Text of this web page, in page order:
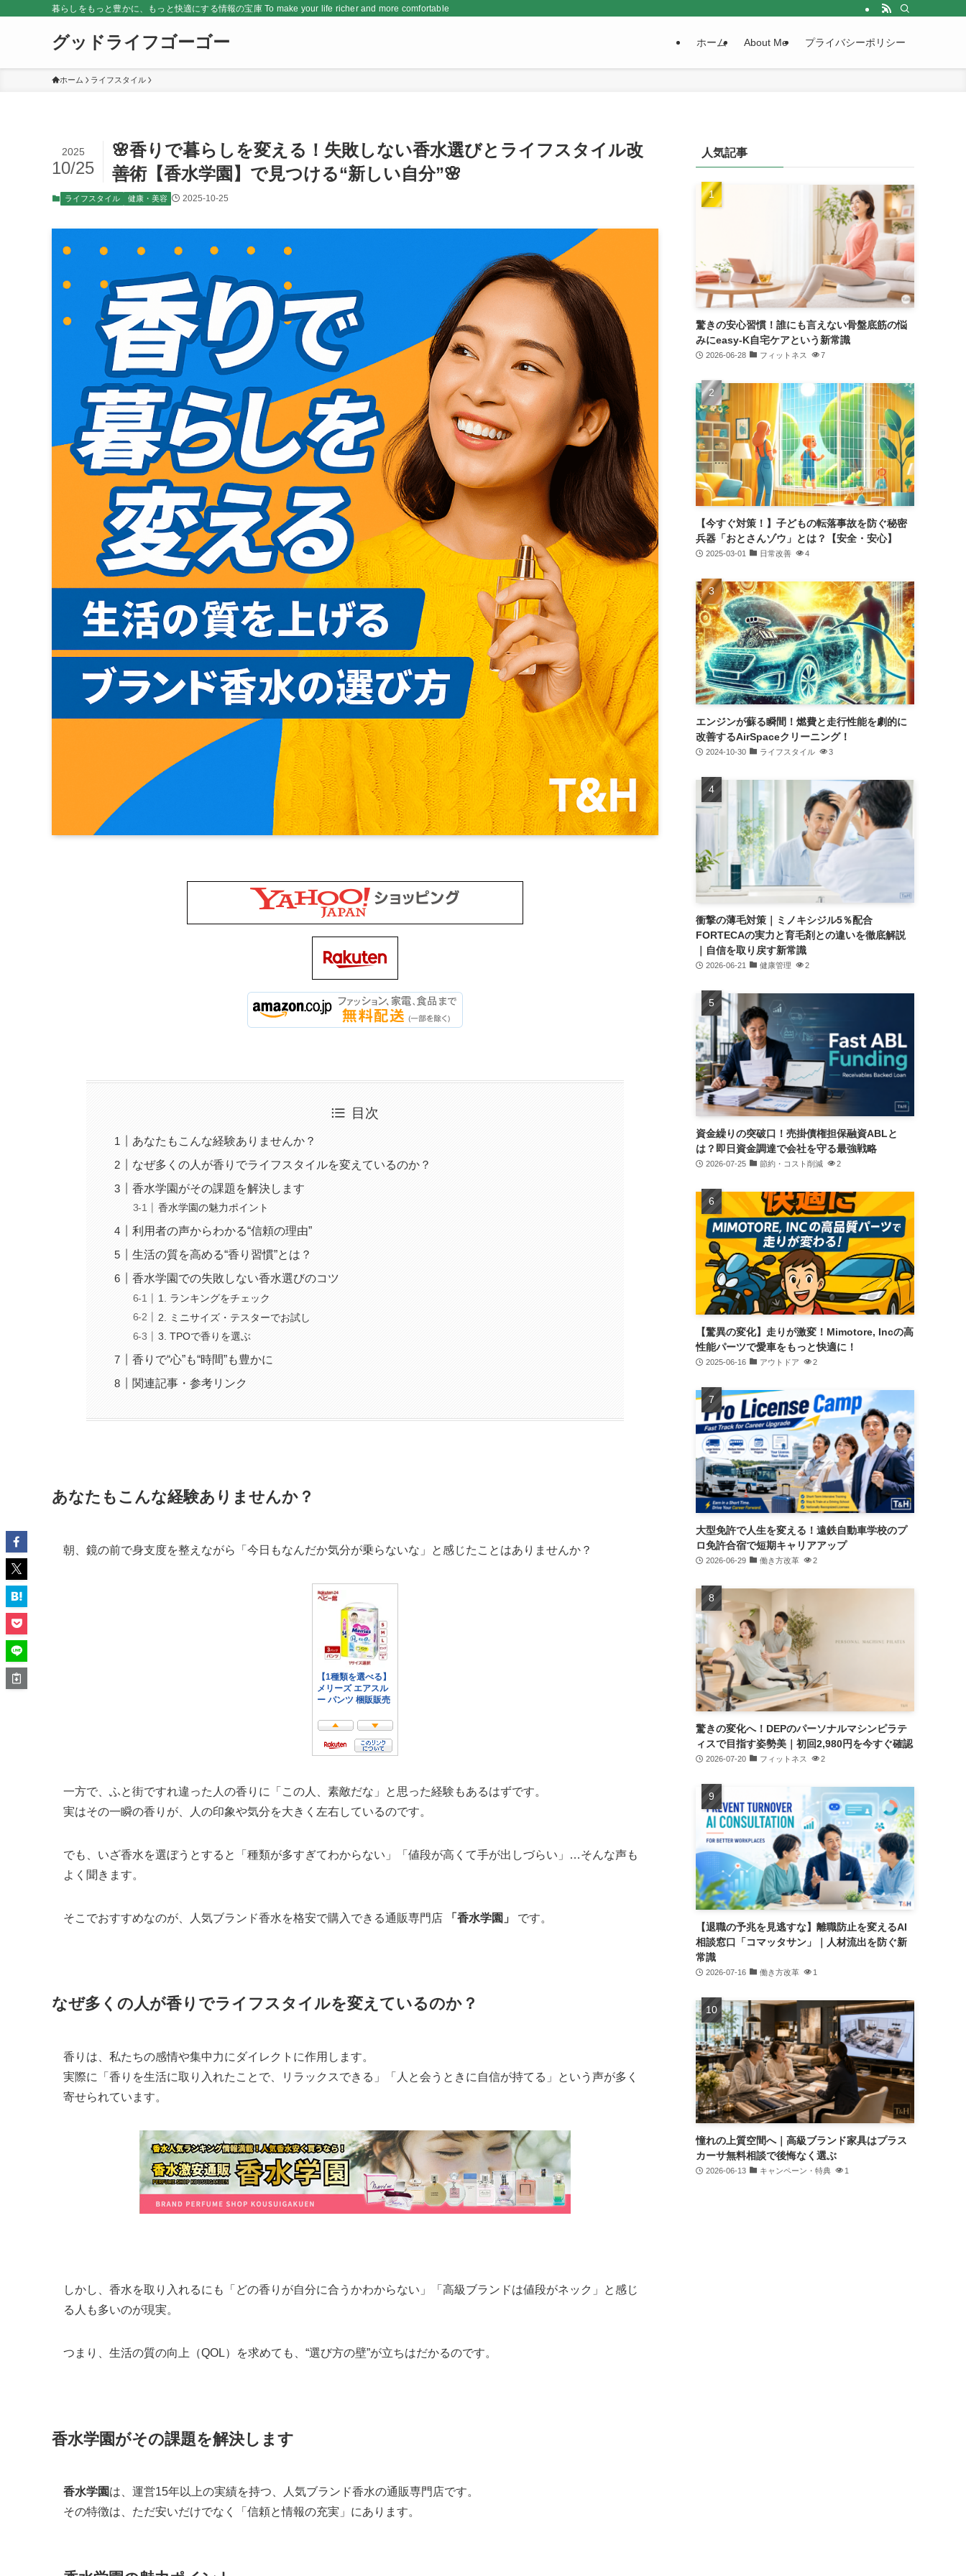
暮らしをもっと豊かに、もっと快適にする情報の宝庫 To make your life richer and more comfortable
グッドライフゴーゴー ホーム About Me プライバシーポリシー
ホーム ライフスタイル
🌸香りで暮らしを変える！失敗しない香水選びとライフスタイル改
善術【香水学園】で見つける“新しい自分”🌸
2025
10/25
ライフスタイル 健康・美容 2025-10-25
目次
あなたもこんな経験ありませんか？
なぜ多くの人が香りでライフスタイルを変えているのか？
香水学園がその課題を解決します
香水学園の魅力ポイント
利用者の声からわかる“信頼の理由”
生活の質を高める“香り習慣”とは？
香水学園での失敗しない香水選びのコツ
1. ランキングをチェック
2. ミニサイズ・テスターでお試し
3. TPOで香りを選ぶ
香りで“心”も“時間”も豊かに
関連記事・参考リンク
あなたもこんな経験ありませんか？
朝、鏡の前で身支度を整えながら「今日もなんだか気分が乗らないな」と感じたことはありませんか？
一方で、ふと街ですれ違った人の香りに「この人、素敵だな」と思った経験もあるはずです。
実はその一瞬の香りが、人の印象や気分を大きく左右しているのです。
でも、いざ香水を選ぼうとすると「種類が多すぎてわからない」「値段が高くて手が出しづらい」…そんな声も
よく聞きます。
そこでおすすめなのが、人気ブランド香水を格安で購入できる通販専門店 「香水学園」 です。
なぜ多くの人が香りでライフスタイルを変えているのか？
香りは、私たちの感情や集中力にダイレクトに作用します。
実際に「香りを生活に取り入れたことで、リラックスできる」「人と会うときに自信が持てる」という声が多く
寄せられています。
しかし、香水を取り入れるにも「どの香りが自分に合うかわからない」「高級ブランドは値段がネック」と感じ
る人も多いのが現実。
つまり、生活の質の向上（QOL）を求めても、“選び方の壁”が立ちはだかるのです。
香水学園がその課題を解決します
香水学園は、運営15年以上の実績を持つ、人気ブランド香水の通販専門店です。
その特徴は、ただ安いだけでなく「信頼と情報の充実」にあります。
人気記事
驚きの安心習慣！誰にも言えない骨盤底筋の悩
みにeasy-K自宅ケアという新常識
2026-06-28 フィットネス 7
【今すぐ対策！】子どもの転落事故を防ぐ秘密
兵器「おとさんゾウ」とは？【安全・安心】
2025-03-01 日常改善 4
エンジンが蘇る瞬間！燃費と走行性能を劇的に
改善するAirSpaceクリーニング！
2024-10-30 ライフスタイル 3
衝撃の薄毛対策｜ミノキシジル5％配合
FORTECAの実力と育毛剤との違いを徹底解説
｜自信を取り戻す新常識
2026-06-21 健康管理 2
資金繰りの突破口！売掛債権担保融資ABLと
は？即日資金調達で会社を守る最強戦略
2026-07-25 節約・コスト削減 2
【驚異の変化】走りが激変！Mimotore, Incの高
性能パーツで愛車をもっと快適に！
2025-06-16 アウトドア 2
大型免許で人生を変える！遠鉄自動車学校のプ
ロ免許合宿で短期キャリアアップ
2026-06-29 働き方改革 2
驚きの変化へ！DEPのパーソナルマシンピラテ
ィスで目指す姿勢美｜初回2,980円を今すぐ確認
2026-07-20 フィットネス 2
【退職の予兆を見逃すな】離職防止を変えるAI
相談窓口「コマッタサン」｜人材流出を防ぐ新
常識
2026-07-16 働き方改革 1
憧れの上質空間へ｜高級ブランド家具はプラス
カーサ無料相談で後悔なく選ぶ
2026-06-13 キャンペーン・特典 1